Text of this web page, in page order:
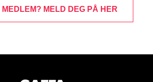
MEDLEM? MELD DEG PÅ HER